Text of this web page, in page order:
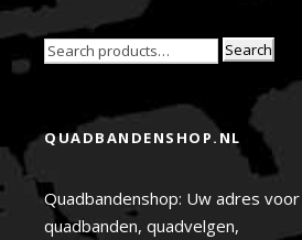
Search
QUADBANDENSHOP.NL
Quadbandenshop: Uw adres voor
quadbanden, quadvelgen,